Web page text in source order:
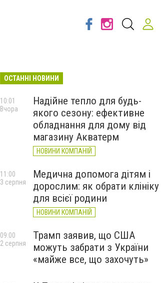
ОСТАННІ НОВИНИ
Надійне тепло для будь-
якого сезону: ефективне
обладнання для дому від
магазину Акватерм
НОВИНИ КОМПАНІЙ
10:01
Вчора
Медична допомога дітям і
дорослим: як обрати клініку
для всієї родини
НОВИНИ КОМПАНІЙ
11:00
3 серпня
Трамп заявив, що США
можуть забрати з України
«майже все, що захочуть»
09:00
2 серпня